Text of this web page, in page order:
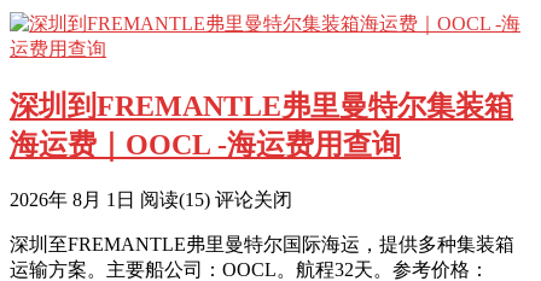
深圳到FREMANTLE弗里曼特尔集装箱
海运费｜OOCL -海运费用查询
2026年 8月 1日 阅读(15) 评论关闭
深圳至FREMANTLE弗里曼特尔国际海运，提供多种集装箱
运输方案。主要船公司：OOCL。航程32天。参考价格：